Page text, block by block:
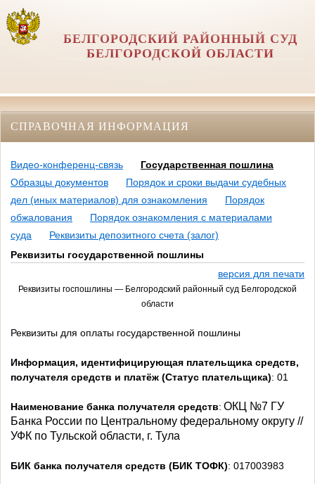
БЕЛГОРОДСКИЙ РАЙОННЫЙ СУД
БЕЛГОРОДСКОЙ ОБЛАСТИ
СПРАВОЧНАЯ ИНФОРМАЦИЯ
Видео-конференц-связь
Государственная пошлина
Образцы документов
Порядок и сроки выдачи судебных
дел (иных материалов) для ознакомления
Порядок
обжалования
Порядок ознакомления с материалами
суда
Реквизиты депозитного счета (залог)
Реквизиты государственной пошлины
версия для печати
Реквизиты госпошлины — Белгородский районный суд Белгородской
области
Реквизиты для оплаты государственной пошлины
Информация, идентифицирующая плательщика средств,
получателя средств и платёж (Статус плательщика): 01
Наименование банка получателя средств: ОКЦ №7 ГУ
Банка России по Центральному федеральному округу //
УФК по Тульской области, г. Тула
БИК банка получателя средств (БИК ТОФК): 017003983